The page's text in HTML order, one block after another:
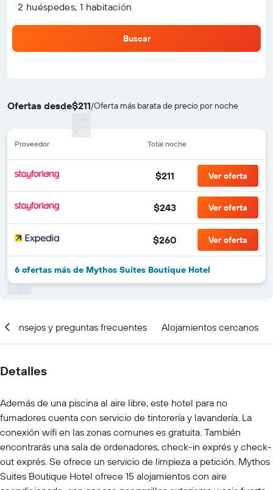
2 huéspedes, 1 habitación
Buscar
Ofertas desde$211/Oferta más barata de precio por noche
Proveedor Total noche
$211 Ver oferta
$243 Ver oferta
$260 Ver oferta
6 ofertas más de Mythos Suites Boutique Hotel
Consejos y preguntas frecuentes Alojamientos cercanos
Detalles
Además de una piscina al aire libre, este hotel para no
fumadores cuenta con servicio de tintorería y lavandería. La
conexión wifi en las zonas comunes es gratuita. También
encontrarás una sala de ordenadores, check-in exprés y check-
out exprés. Se ofrece un servicio de limpieza a petición. Mythos
Suites Boutique Hotel ofrece 15 alojamientos con aire